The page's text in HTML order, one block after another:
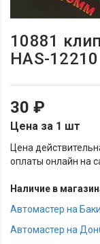
10881
HAS-12210
30 ₽
Цена за 1 шт
Цена
оплаты онлайн на
Наличие в
Автомастер на
Автомастер на